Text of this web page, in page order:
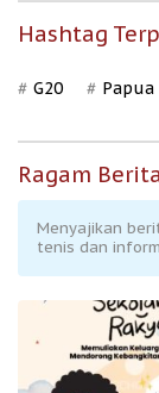
Hashtag
G20 Papua
Ragam Berita
Menyajikan
tenis dan